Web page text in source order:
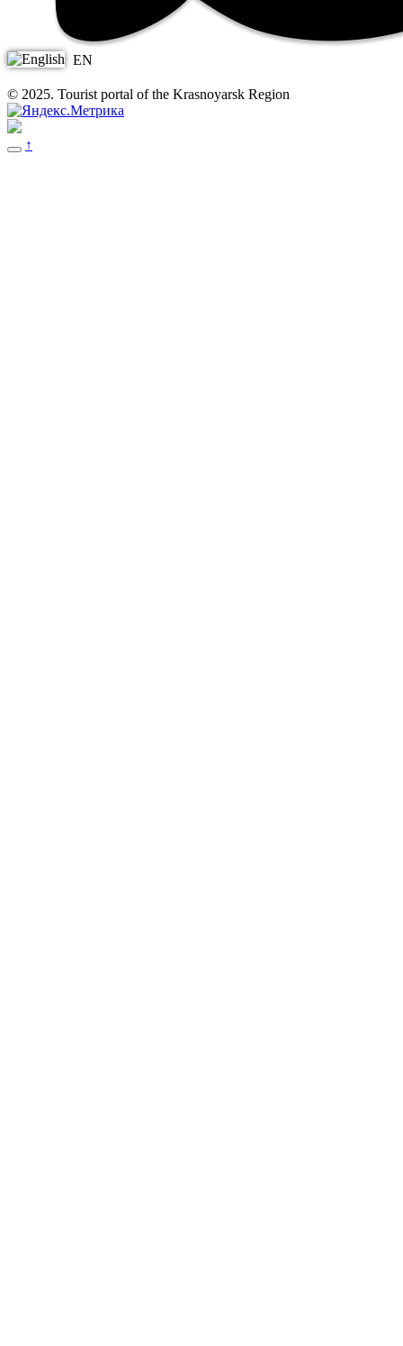
EN
© 2025. Tourist portal of the Krasnoyarsk Region
↑